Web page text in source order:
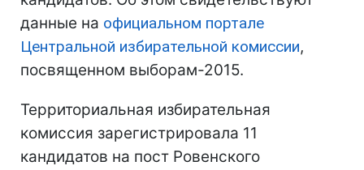
данные на официальном портале
Центральной избирательной комиссии,
посвященном выборам-2015.
Территориальная избирательная
комиссия зарегистрировала 11
кандидатов на пост Ровенского